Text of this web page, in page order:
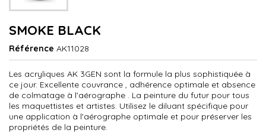
SMOKE BLACK
Référence AK11028
Les acryliques AK 3GEN sont la formule la plus sophistiquée à
ce jour. Excellente couvrance , adhérence optimale et absence
de colmatage à l'aérographe . La peinture du futur pour tous
les maquettistes et artistes. Utilisez le diluant spécifique pour
une application à l'aérographe optimale et pour préserver les
propriétés de la peinture.